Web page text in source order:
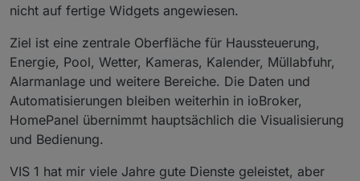
nicht auf fertige Widgets angewiesen.
Ziel ist eine zentrale Oberfläche für Haussteuerung,
Energie, Pool, Wetter, Kameras, Kalender, Müllabfuhr,
Alarmanlage und weitere Bereiche. Die Daten und
Automatisierungen bleiben weiterhin in ioBroker,
HomePanel übernimmt hauptsächlich die Visualisierung
und Bedienung.
VIS 1 hat mir viele Jahre gute Dienste geleistet, aber